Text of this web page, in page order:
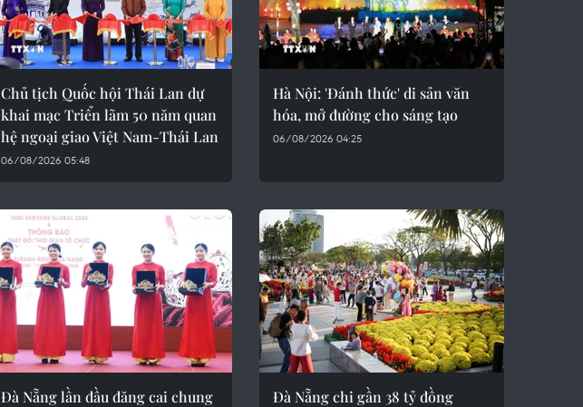
Chủ tịch Quốc hội Thái Lan dự
khai mạc Triển lãm 50 năm quan
hệ ngoại giao Việt Nam-Thái Lan
06/08/2026 05:48
Hà Nội: 'Đánh thức' di sản văn
hóa, mở đường cho sáng tạo
06/08/2026 04:25
Đà Nẵng lần đầu đăng cai chung
Đà Nẵng chi gần 38 tỷ đồng